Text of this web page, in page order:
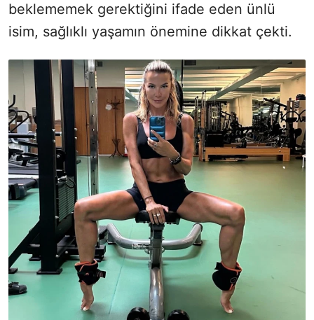
beklememek gerektiğini ifade eden ünlü
isim, sağlıklı yaşamın önemine dikkat çekti.